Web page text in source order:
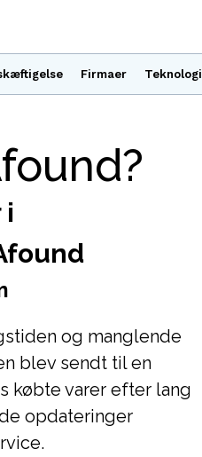
Firmaer Teknologi
i
og manglende
blev sendt til en
købte varer efter lang
opdateringer